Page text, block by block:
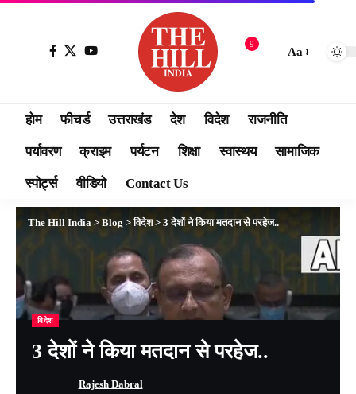
9
Aa
होम फीचर्ड उत्तराखंड देश विदेश राजनीति
पर्यावरण क्राइम पर्यटन शिक्षा स्वास्थय सामाजिक
स्पोर्ट्स वीडियो Contact Us
The Hill India > Blog >विदेश> 3 देशों ने किया मतदान से परहेज..
विदेश
3 देशों ने किया मतदान से परहेज..
Rajesh Dabral